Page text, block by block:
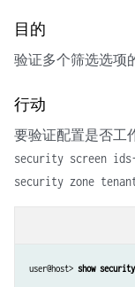
port-scan
syn-ack-
        syn-flood {
timeout
        land;
        winnuke;
tcp-sweep
        flood {
目的
验证多个筛选选项
行动
要验证配置是否工
security screen
security zone
user@host> show